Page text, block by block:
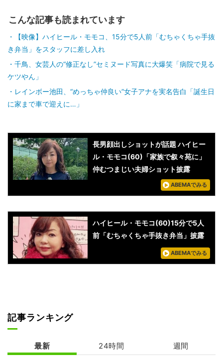
こんな記事も読まれています
【映像】ハイヒール・モモコ、15分で5人前「むちゃくちゃ手抜
き弁当」をスタッフに差し入れ
千鳥、女芸人の“修正なし”セミヌード写真に大爆笑「病院で見る
ケツやん」
レインボー池田、“めっちゃ仲良い”女子アナを実名告白「誕生日
に家まで車で迎えに…」
長男顔出しショットが話題 ハイヒー
ル・モモコ(60)「家族で叙々苑に」
仲むつまじい夫婦ショット披露
ABEMAでみる
ハイヒール・モモコ(60)15分で5人
前「むちゃくちゃ手抜き弁当」披露
ABEMAでみる
記事ランキング
最新 24時間 週間